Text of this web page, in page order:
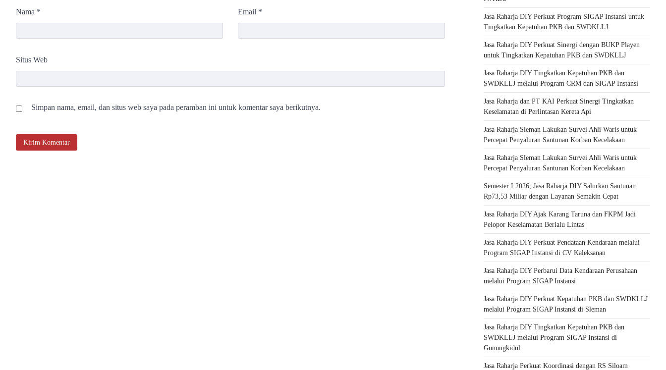
Nama * Email *
Situs Web
Simpan nama, email, dan situs web saya pada peramban ini untuk komentar saya berikutnya.
Jasa Raharja DIY Perkuat Program SIGAP Instansi untuk
Tingkatkan Kepatuhan PKB dan SWDKLLJ
Jasa Raharja DIY Perkuat Sinergi dengan BUKP Playen
untuk Tingkatkan Kepatuhan PKB dan SWDKLLJ
Jasa Raharja DIY Tingkatkan Kepatuhan PKB dan
SWDKLLJ melalui Program CRM dan SIGAP Instansi
Jasa Raharja dan PT KAI Perkuat Sinergi Tingkatkan
Keselamatan di Perlintasan Kereta Api
Jasa Raharja Sleman Lakukan Survei Ahli Waris untuk
Percepat Penyaluran Santunan Korban Kecelakaan
Jasa Raharja Sleman Lakukan Survei Ahli Waris untuk
Percepat Penyaluran Santunan Korban Kecelakaan
Semester I 2026, Jasa Raharja DIY Salurkan Santunan
Rp73,53 Miliar dengan Layanan Semakin Cepat
Jasa Raharja DIY Ajak Karang Taruna dan FKPM Jadi
Pelopor Keselamatan Berlalu Lintas
Jasa Raharja DIY Perkuat Pendataan Kendaraan melalui
Program SIGAP Instansi di CV Kaleksanan
Jasa Raharja DIY Perbarui Data Kendaraan Perusahaan
melalui Program SIGAP Instansi
Jasa Raharja DIY Perkuat Kepatuhan PKB dan SWDKLLJ
melalui Program SIGAP Instansi di Sleman
Jasa Raharja DIY Tingkatkan Kepatuhan PKB dan
SWDKLLJ melalui Program SIGAP Instansi di
Gunungkidul
Jasa Raharja Perkuat Koordinasi dengan RS Siloam